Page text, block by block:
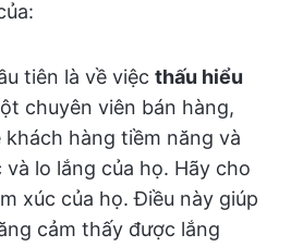
tiên là về việc thấu hiểu
chuyên viên bán hàng,
hàng tiềm năng và
lo lắng của họ. Hãy cho
xúc của họ. Điều này giúp
cảm thấy được lắng